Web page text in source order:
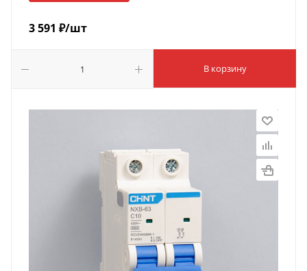
3 591 ₽/шт
В корзину